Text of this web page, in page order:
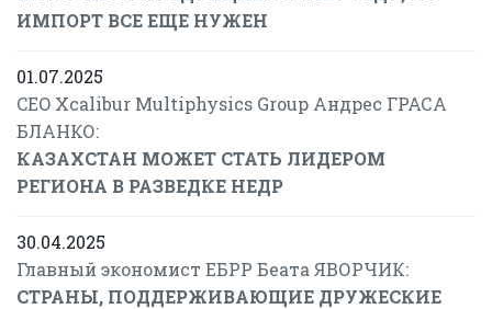
ИМПОРТ ВСЕ ЕЩЕ НУЖЕН
01.07.2025
CEO Xcalibur Multiphysics Group Андрес ГРАСА
БЛАНКО:
КАЗАХСТАН МОЖЕТ СТАТЬ ЛИДЕРОМ
РЕГИОНА В РАЗВЕДКЕ НЕДР
30.04.2025
Главный экономист ЕБРР Беата ЯВОРЧИК:
СТРАНЫ, ПОДДЕРЖИВАЮЩИЕ ДРУЖЕСКИЕ